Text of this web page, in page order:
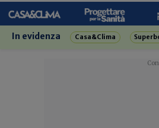
In evidenza Casa&Clima